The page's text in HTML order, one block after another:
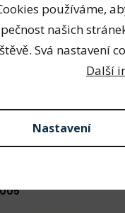
používáme,
našich
Svá nastavení
Další
Nastavení